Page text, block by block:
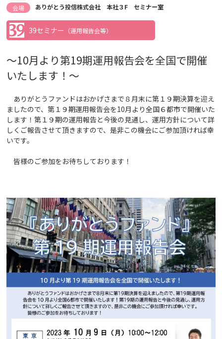
会場
ありがとう投信株式会社 本社３F セミナー室
39セミナー （運用報告会等）
～10月より第19期運用報告会を全国で開催
いたします！ ～
ありがとうファンドはおかげさまで８月末に第１９期決算を迎え
ましたので、第１９期運用報告会を10月より全国６都市で開催いた
します！第１９期の運用報告と今後の見通し、運用方針について詳
しくご報告させて頂きますので、是非この機会にご参加頂ければ幸
いです。
皆様のご参加をお待ちしております！